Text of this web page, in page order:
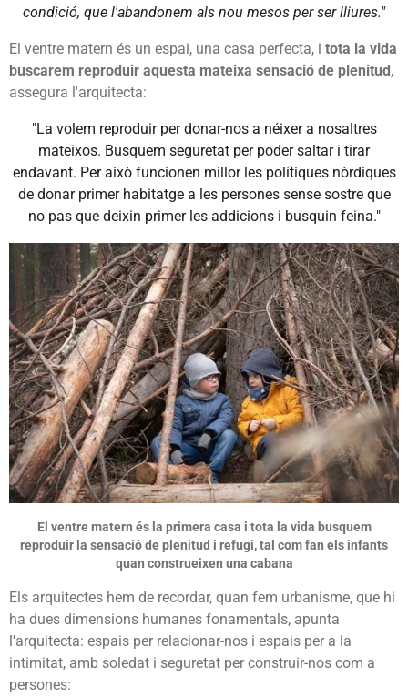
condició, que l'abandonem als nou mesos per ser lliures."
El ventre matern és un espai, una casa perfecta, i tota la vida
buscarem reproduir aquesta mateixa sensació de plenitud,
assegura l'arquitecta:
"La volem reproduir per donar-nos a néixer a nosaltres
mateixos. Busquem seguretat per poder saltar i tirar
endavant. Per això funcionen millor les polítiques nòrdiques
de donar primer habitatge a les persones sense sostre que
no pas que deixin primer les addicions i busquin feina."
El ventre matern és la primera casa i tota la vida busquem
reproduir la sensació de plenitud i refugi, tal com fan els infants
quan construeixen una cabana
Els arquitectes hem de recordar, quan fem urbanisme, que hi
ha dues dimensions humanes fonamentals, apunta
l'arquitecta: espais per relacionar-nos i espais per a la
intimitat, amb soledat i seguretat per construir-nos com a
persones: